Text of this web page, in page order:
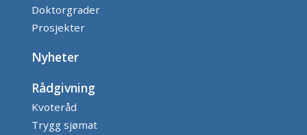
Doktorgrader
Prosjekter
Nyheter
Rådgivning
Kvoteråd
Trygg sjømat